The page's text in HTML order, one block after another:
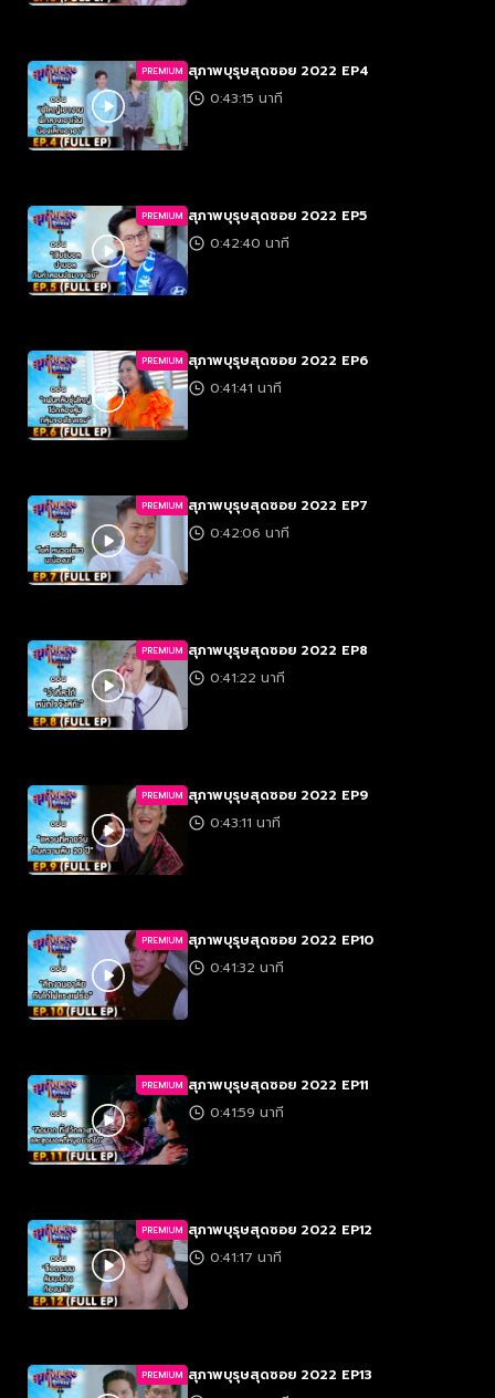
PREMIUM สุภาพบุรุษสุดซอย 2022 EP4
0:43:15 นาที
PREMIUM สุภาพบุรุษสุดซอย 2022 EP5
0:42:40 นาที
PREMIUM สุภาพบุรุษสุดซอย 2022 EP6
0:41:41 นาที
PREMIUM สุภาพบุรุษสุดซอย 2022 EP7
0:42:06 นาที
PREMIUM สุภาพบุรุษสุดซอย 2022 EP8
0:41:22 นาที
PREMIUM สุภาพบุรุษสุดซอย 2022 EP9
0:43:11 นาที
PREMIUM สุภาพบุรุษสุดซอย 2022 EP10
0:41:32 นาที
PREMIUM สุภาพบุรุษสุดซอย 2022 EP11
0:41:59 นาที
PREMIUM สุภาพบุรุษสุดซอย 2022 EP12
0:41:17 นาที
PREMIUM สุภาพบุรุษสุดซอย 2022 EP13